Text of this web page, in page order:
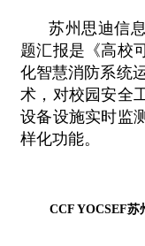
苏州思迪信
题汇报是《高校
化智慧消防系统
术，对校园安全
设备设施实时监
样化功能。
CCF YOCSEF